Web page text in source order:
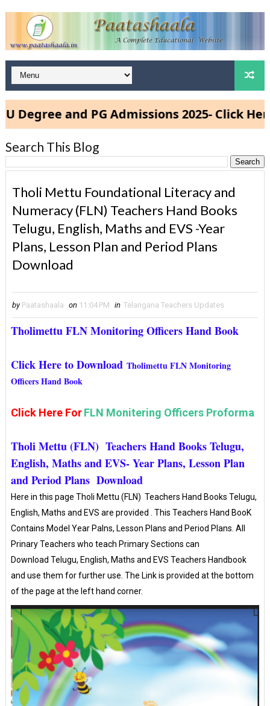
and PG Admissions 2025- Click Here
Search This Blog
Tholi Mettu Foundational Literacy and
Numeracy (FLN) Teachers Hand Books
Telugu, English, Maths and EVS -Year
Plans, Lesson Plan and Period Plans
Download
by Paatashaala on 11:04 PM in Telangana Teachers Updates
Tholimettu FLN Monitoring Officers Hand Book
Click Here to Download Tholimettu FLN Monitoring
Officers Hand Book
Click Here ForFLN Monitering Officers Proforma
Tholi Mettu (FLN) Teachers Hand Books Telugu,
English, Maths and EVS- Year Plans, Lesson Plan
and Period Plans Download
Here in this page Tholi Mettu (FLN) Teachers Hand Books Telugu,
English, Maths and EVS are provided . This Teachers Hand BooK
Contains Model Year Palns, Lesson Plans and Period Plans. All
Prinary Teachers who teach Primary Sections can
Download Telugu, English, Maths and EVS Teachers Handbook
and use them for further use. The Link is provided at the bottom
of the page at the left hand corner.